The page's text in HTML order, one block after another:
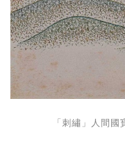
「刺繡」人間